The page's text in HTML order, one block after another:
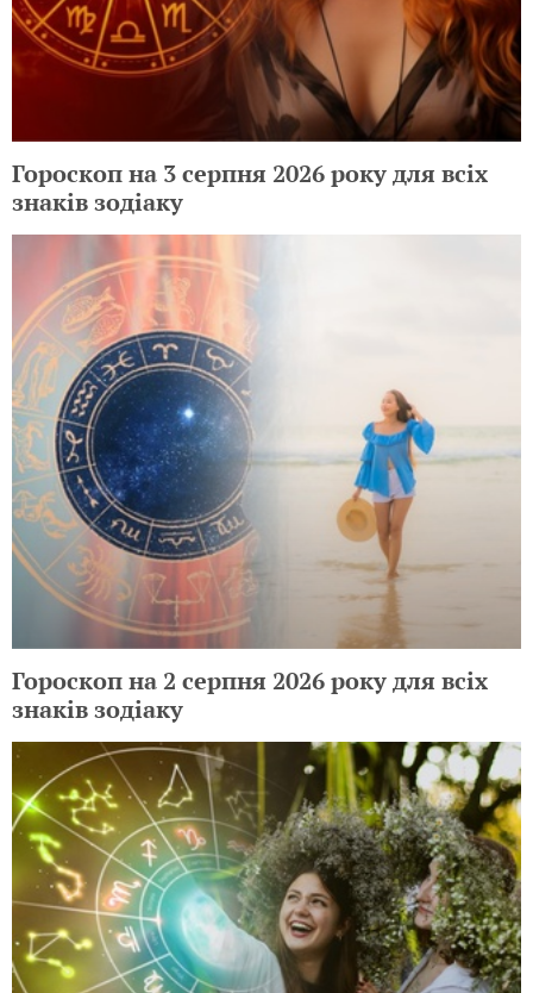
Гороскоп на 3 серпня 2026 року для всіх
знаків зодіаку
Гороскоп на 2 серпня 2026 року для всіх
знаків зодіаку